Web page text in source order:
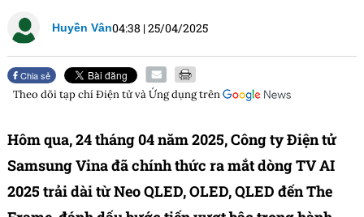
Huyền Vân04:38 |25/04/2025
Chia sẻ
Theo dõi tạp chíĐiện tử và Ứng dụngtrên
Hôm qua, 24 tháng 04 năm 2025, Công ty Điện tử
Samsung Vina đã chính thức ra mắt dòng TV AI
2025 trải dài từ Neo QLED, OLED, QLED đến The